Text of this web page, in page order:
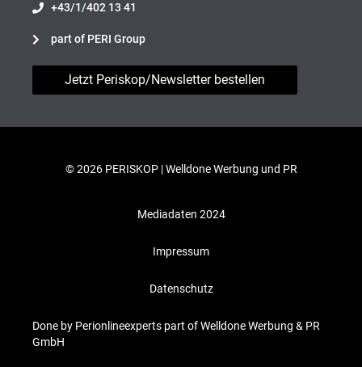
+43/1/402 13 41
part of PERI Group
Jetzt Periskop/Newsletter bestellen
© 2026 PERISKOP |Welldone Werbung und PR
Mediadaten 2024
Impressum
Datenschutz
Done by Perionlineexperts part of Welldone Werbung & PR
GmbH